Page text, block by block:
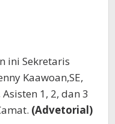
ini Sekretaris
Kaawoan,SE,
1, 2, dan 3
(Advetorial)